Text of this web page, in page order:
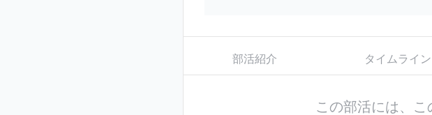
部活紹介 タイムライン
この部活には、こ